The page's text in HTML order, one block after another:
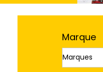
Marque